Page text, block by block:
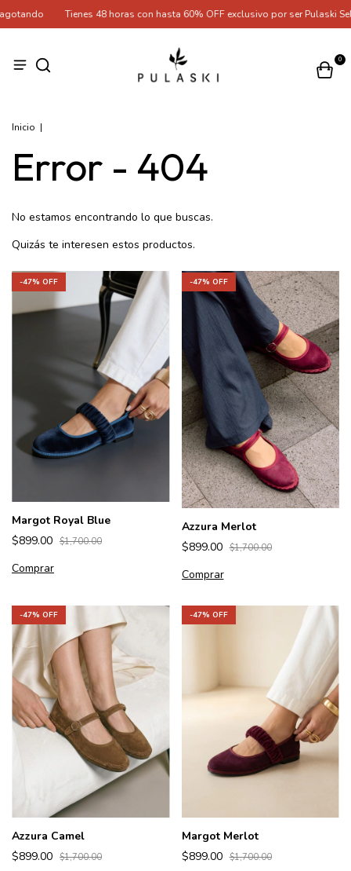
Tienes 48 horas con hasta 60% OFF exclusivo por ser Pulaski
0
Inicio |
Error - 404
No estamos encontrando lo que buscas.
Quizás te interesen estos productos.
-47% OFF
Margot Royal Blue
$899.00 $1,700.00
Comprar
-47% OFF
Azzura Merlot
$899.00 $1,700.00
Comprar
-47% OFF
Azzura Camel
$899.00 $1,700.00
-47% OFF
Margot Merlot
$899.00 $1,700.00